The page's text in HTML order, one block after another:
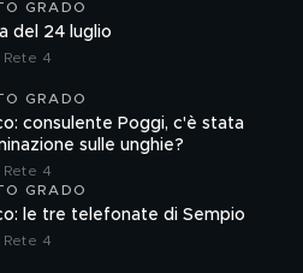
GRADO
del 24 luglio
Rete 4
GRADO
consulente Poggi, c'è stata
sulle unghie?
Rete 4
GRADO
le tre telefonate di Sempio
Rete 4